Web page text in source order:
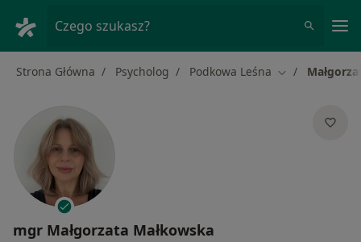
Czego szukasz?
Strona Główna Psycholog Podkowa Leśna Zmień miasto
mgr Małgorzata Małkowska